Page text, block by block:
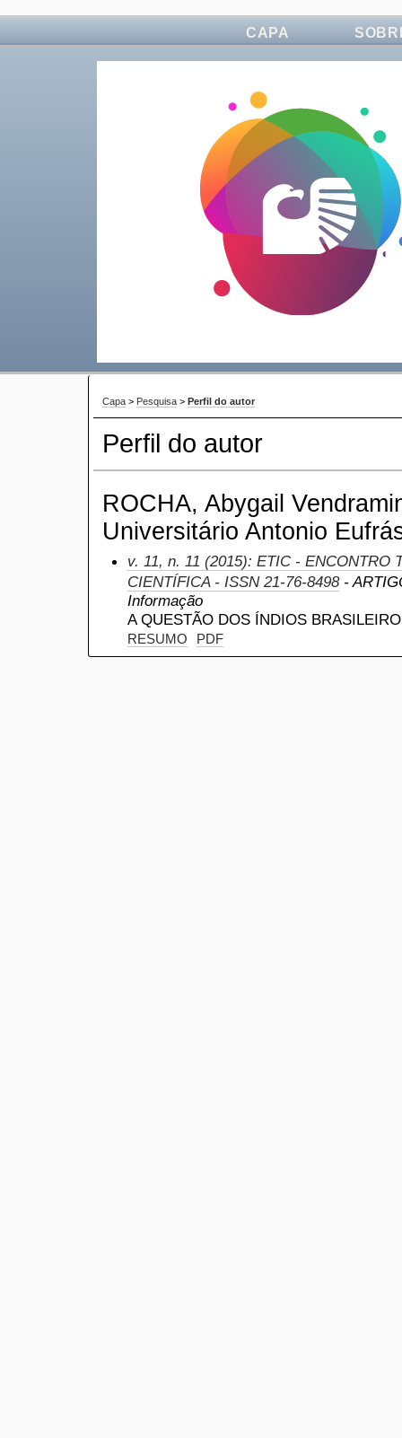
CAPA
Capa > Pesquisa > Perfil do autor
Perfil do autor
ROCHA, Abygail
Universitário Antonio
v. 11, n. 11 (2015): ETIC - ENCONTRO
CIENTÍFICA - ISSN 21-76-8498-
Informação
A QUESTÃO DOS ÍNDIOS
RESUMO PDF